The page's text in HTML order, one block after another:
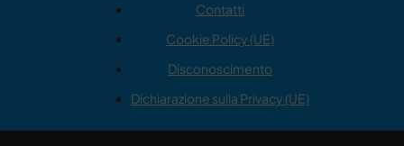
Contatti
Cookie Policy (UE)
Disconoscimento
Dichiarazione sulla Privacy (UE)